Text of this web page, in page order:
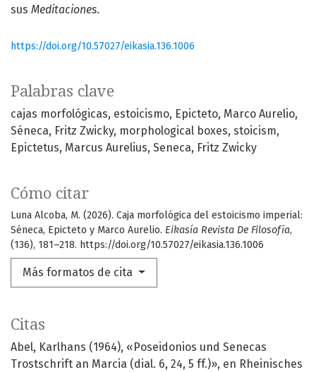
Palabras clave
cajas morfológicas estoicismo Epicteto Marco Aurelio
Séneca
Fritz Zwicky morphological boxes stoicism
Epictetus Marcus Aurelius Seneca Fritz Zwicky
Cómo citar
Luna Alcoba, M. (2026). Caja morfológica del estoicismo imperial:
Séneca, Epicteto y Marco Aurelio. Eikasía Revista De Filosofía,
(136), 181–218. https://doi.org/10.57027/eikasia.136.1006
Más formatos de cita
sus Meditaciones.
https://doi.org/10.57027/eikasia.136.1006
Citas
Abel, Karlhans (1964), «Poseidonios und Senecas
Trostschrift an Marcia (dial. 6, 24, 5 ff.)», en Rheinisches